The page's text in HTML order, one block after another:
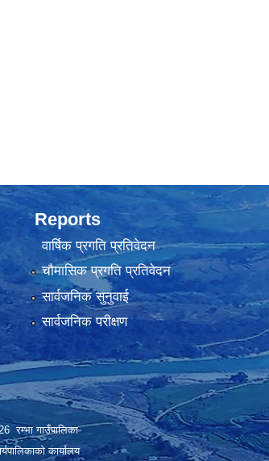
Reports
वार्षिक प्रगति प्रतिवेदन
चौमासिक प्रगति प्रतिवेदन
सार्वजनिक सुनुवाई
सार्वजनिक परीक्षण
रम्भा गाउँपालिका
कार्यालय